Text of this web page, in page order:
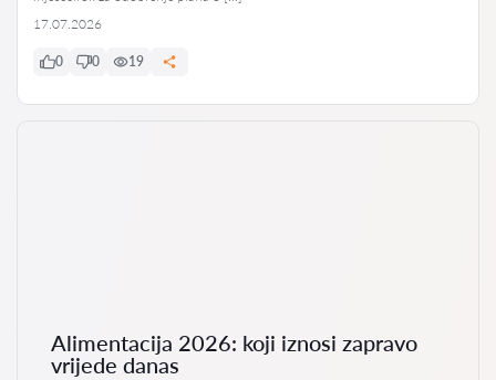
17.07.2026
0 0 19
Alimentacija 2026: koji iznosi zapravo
vrijede danas